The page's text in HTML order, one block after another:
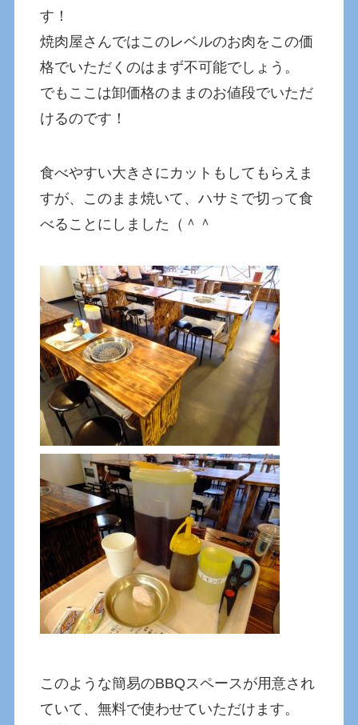
す！
焼肉屋さんではこのレベルのお肉をこの価
格でいただくのはまず不可能でしょう。
でもここは卸価格のままのお値段でいただ
けるのです！
食べやすい大きさにカットもしてもらえま
すが、このまま焼いて、ハサミで切って食
べることにしました（＾＾
このような簡易のBBQスペースが用意され
ていて、無料で使わせていただけます。